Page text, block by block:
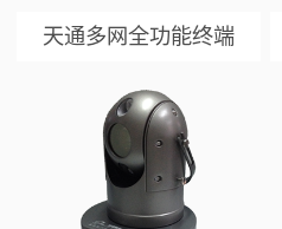
天通多网全功能终端